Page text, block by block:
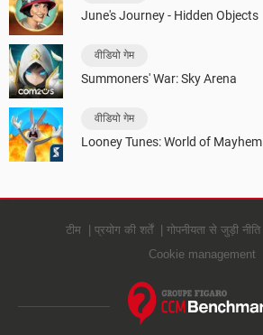
June's Journey - Hidden Objects
वीडियो गेम
Summoners' War: Sky Arena
वीडियो गेम
Looney Tunes: World of Mayhem
टीम प्रयोग की शर्तें गोपनीयता से जुड़ी नीति
Cookie management